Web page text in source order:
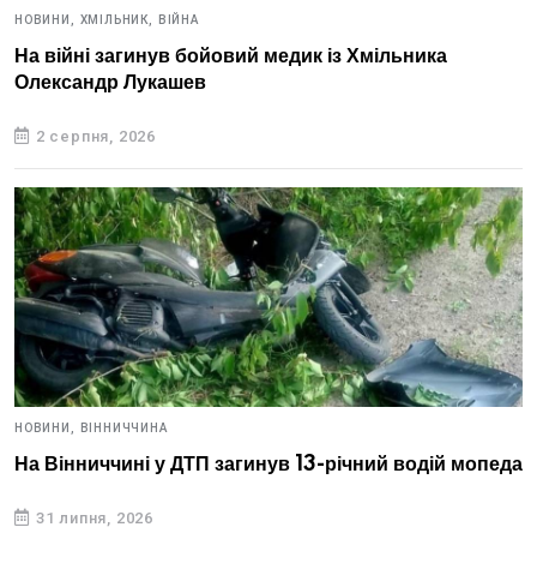
НОВИНИ, ХМІЛЬНИК, ВІЙНА
На війні загинув бойовий медик із Хмільника
Олександр Лукашев
2 серпня, 2026
НОВИНИ, ВІННИЧЧИНА
На Вінниччині у ДТП загинув 13-річний водій мопеда
31 липня, 2026